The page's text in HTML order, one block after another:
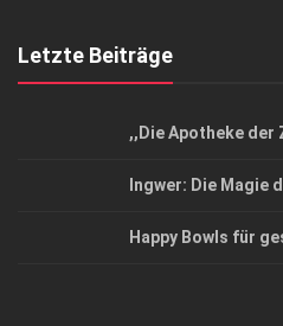
Letzte Beiträge
,,Die Apotheke
Ingwer: Die Magie
Happy Bowls für